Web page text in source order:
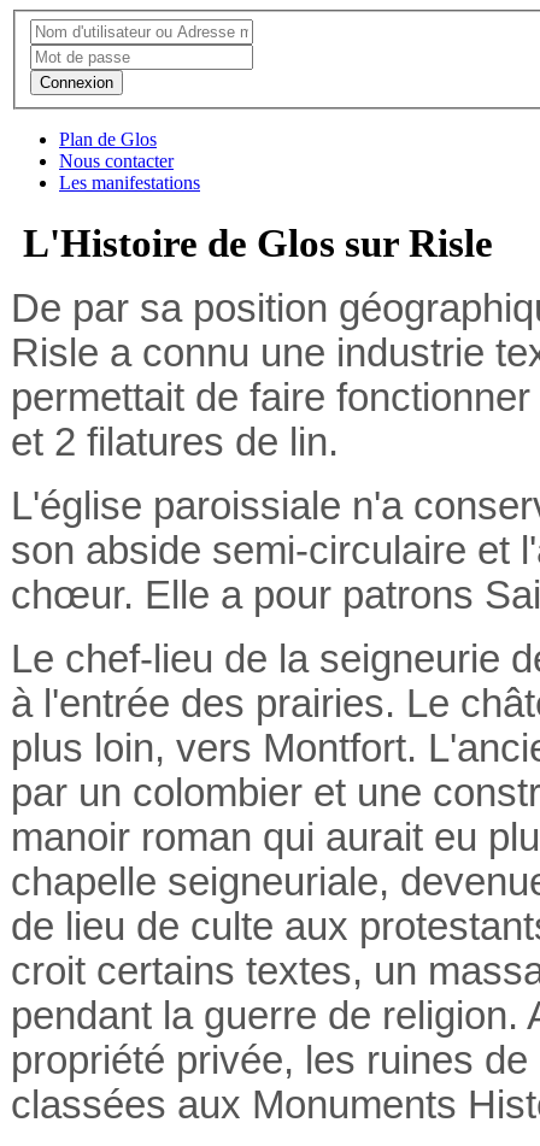
Connexion
Plan de Glos
Nous contacter
Les manifestations
L'Histoire de Glos sur Risle
De par sa position
Risle a connu une industrie
permettait de faire
et 2 filatures de lin.
L'église paroissiale n'a
son abside semi-circulaire et
chœur. Elle a pour patrons
Le chef-lieu de la seigneurie
à l'entrée des prairies. Le
plus loin, vers Montfort.
par un colombier et une
manoir roman qui aurait eu
chapelle seigneuriale,
de lieu de culte aux
croit certains textes, un
pendant la guerre de
propriété privée, les ruines
classées aux Monuments